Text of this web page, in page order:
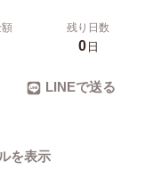
残り日数
0日
LINEで送る
を表示